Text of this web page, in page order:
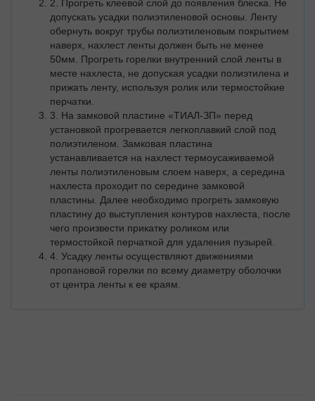
2. Прогреть клеевой слой до появления блеска. Не
допускать усадки полиэтиленовой основы. Ленту
обернуть вокруг трубы полиэтиленовым покрытием
наверх, нахлест ленты должен быть не менее
50мм. Прогреть горелки внутренний слой ленты в
месте нахлеста, не допуская усадки полиэтилена и
прижать ленту, используя ролик или термостойкие
перчатки.
3. На замковой пластине «ТИАЛ-ЗП» перед
установкой прогревается легкоплавкий слой под
полиэтиленом. Замковая пластина
устанавливается на нахлест термоусаживаемой
ленты полиэтиленовым слоем наверх, а середина
нахлеста проходит по середине замковой
пластины. Далее необходимо прогреть замковую
пластину до выступления контуров нахлеста, после
чего произвести прикатку роликом или
термостойкой перчаткой для удаления пузырей.
4. Усадку ленты осуществляют движениями
пропановой горелки по всему диаметру оболочки
от центра ленты к ее краям.